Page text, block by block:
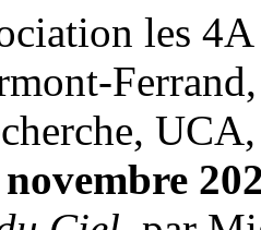
les 4A
Ferrand,
UCA,